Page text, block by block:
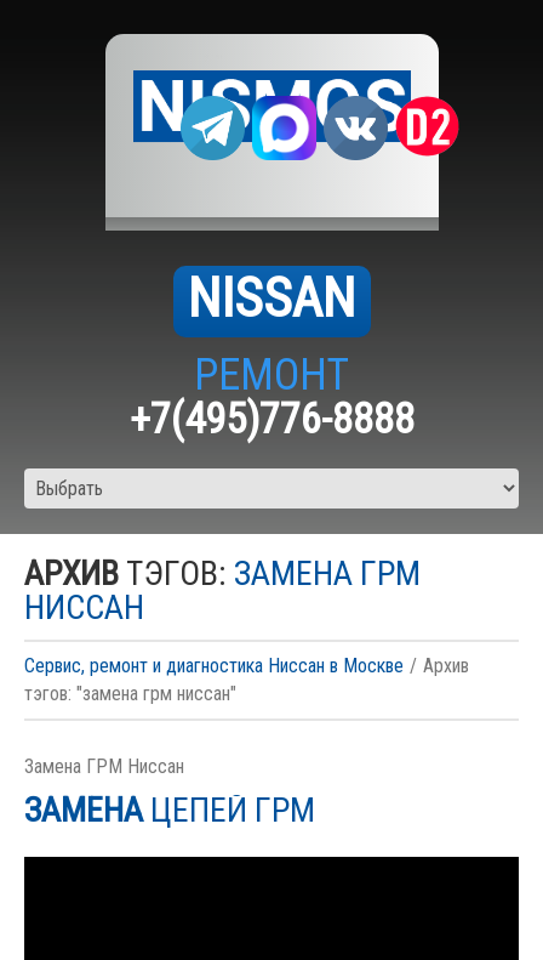
NISSAN
РЕМОНТ
+7(495)776-8888
АРХИВ ТЭГОВ: ЗАМЕНА ГРМ
НИССАН
Сервис, ремонт и диагностика Ниссан в Москве
Архив
тэгов: "замена грм ниссан"
Замена ГРМ Ниссан
ЗАМЕНАЦЕПЕЙ ГРМ